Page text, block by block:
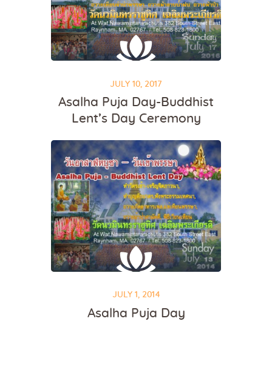
JULY 10, 2017
Asalha Puja Day-Buddhist
Lent’s Day Ceremony
JULY 1, 2014
Asalha Puja Day